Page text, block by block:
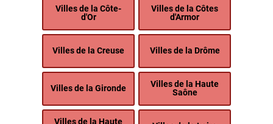
Villes de la Côte-
d'Or
Villes de la Côtes
d'Armor
Villes de la Creuse Villes de la Drôme
Villes de la Gironde
Villes de la Haute
Saône
Villes de la Haute